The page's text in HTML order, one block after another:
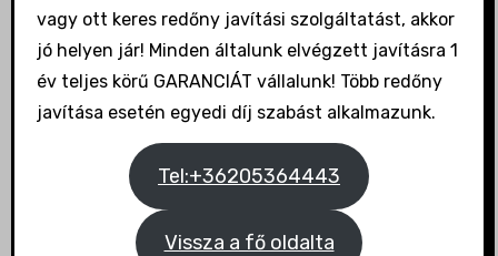
vagy ott keres redőny javítási szolgáltatást, akkor
jó helyen jár! Minden általunk elvégzett javításra 1
év teljes körű GARANCIÁT vállalunk! Több redőny
javítása esetén egyedi díj szabást alkalmazunk.
Tel:+36205364443
Vissza a fő oldalta